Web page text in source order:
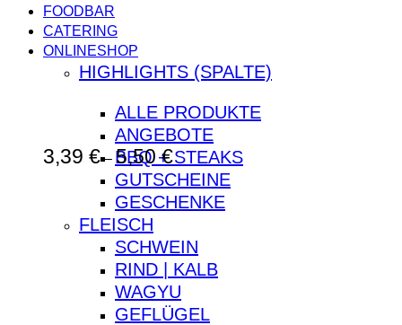
3,39 € – 5,50€Preisspanne:
3,39 €
bis
5,50 €
Menu
FOODBAR
CATERING
ONLINESHOP
HIGHLIGHTS (SPALTE)
ALLE PRODUKTE
ANGEBOTE
BBQ + STEAKS
GUTSCHEINE
GESCHENKE
FLEISCH
SCHWEIN
RIND | KALB
WAGYU
GEFLÜGEL